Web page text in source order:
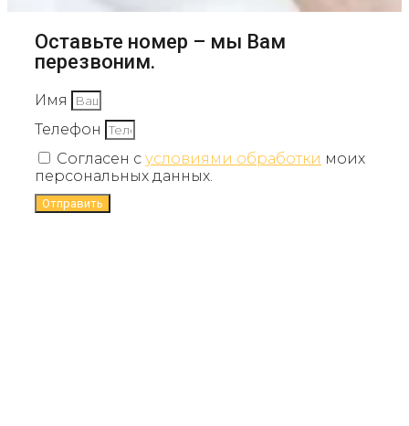
Оставьте номер – мы Вам
перезвоним.
Имя
Телефон
Согласен с условиями обработки моих
персональных данных.
Отправить